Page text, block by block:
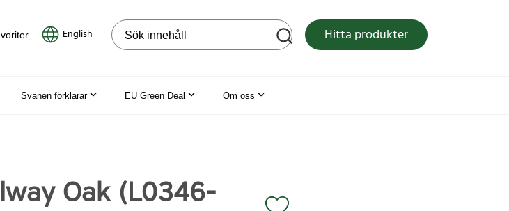
English Sök på webbplatsen Hitta produkter
Svanen förklarar EU Green Deal Om oss
Oak (L0346-